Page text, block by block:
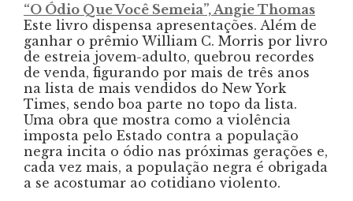
“O Ódio Que Você Semeia”, Angie Thomas
Este livro dispensa apresentações. Além de
ganhar o prêmio William C. Morris por livro
de estreia jovem-adulto, quebrou recordes
de venda, figurando por mais de três anos
na lista de mais vendidos do New York
Times, sendo boa parte no topo da lista.
Uma obra que mostra como a violência
imposta pelo Estado contra a população
negra incita o ódio nas próximas gerações e,
cada vez mais, a população negra é obrigada
a se acostumar ao cotidiano violento.